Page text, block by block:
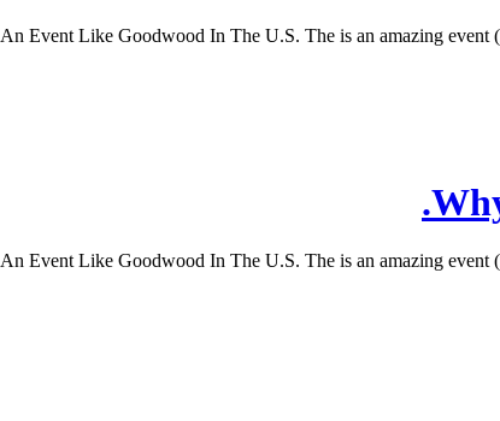
Event Like Goodwood In The U.S. The is an amazing
Event Like Goodwood In The U.S. The is an amazing